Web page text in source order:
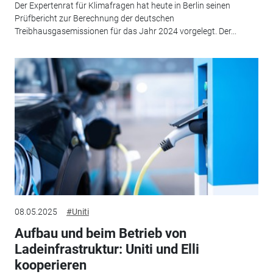
Der Expertenrat für Klimafragen hat heute in Berlin seinen
Prüfbericht zur Berechnung der deutschen
Treibhausgasemissionen für das Jahr 2024 vorgelegt. Der...
08.05.2025 #Uniti
Aufbau und beim Betrieb von
Ladeinfrastruktur: Uniti und Elli
kooperieren